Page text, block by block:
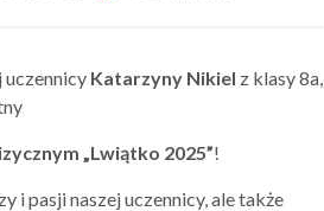
uczennicy Katarzyny Nikiel z klasy 8a,
„Lwiątko 2025”!
i pasji naszej uczennicy, ale także